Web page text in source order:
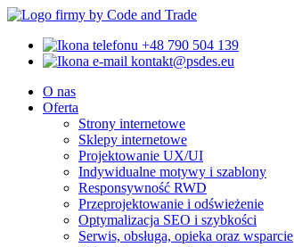
by Code and Trade
+48 790 504 139
kontakt@psdes.eu
O nas
Oferta
Strony internetowe
Sklepy internetowe
Projektowanie UX/UI
Indywidualne motywy i szablony
Responsywność RWD
Przeprojektowanie i odświeżenie
Optymalizacja SEO i szybkości
Serwis, obsługa, opieka oraz wsparcie